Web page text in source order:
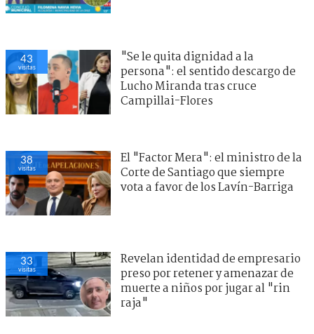
43
visitas
"Se le quita dignidad a la
persona": el sentido descargo de
Lucho Miranda tras cruce
Campillai-Flores
38
visitas
El "Factor Mera": el ministro de la
Corte de Santiago que siempre
vota a favor de los Lavín-Barriga
33
visitas
Revelan identidad de empresario
preso por retener y amenazar de
muerte a niños por jugar al "rin
raja"